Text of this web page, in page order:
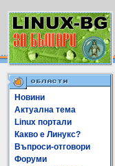
Новини
Актуална тема
Linux портали
Какво е Линукс?
Въпроси-отговори
Форуми